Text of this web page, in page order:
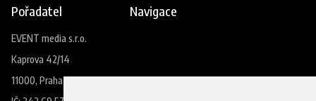
Pořadatel
EVENT media s.r.o.
Kaprova 42/14
11000, Praha 1
Navigace